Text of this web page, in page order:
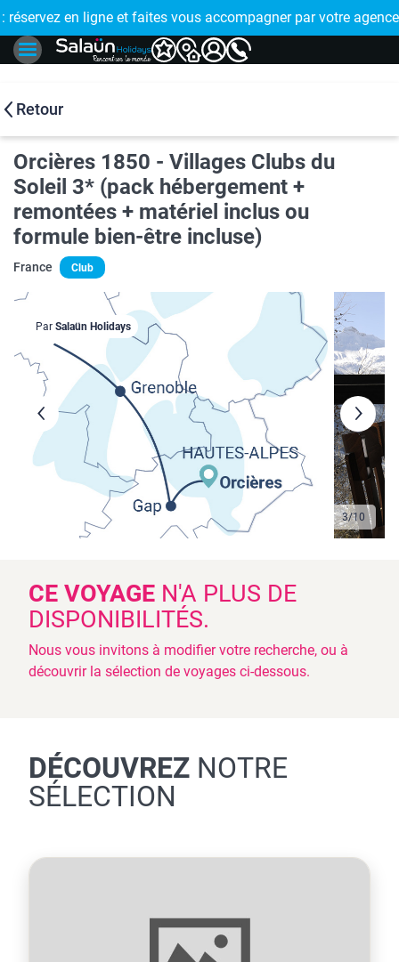
!
: réservez en ligne et faites vous accompagner par votre
🤩
Retour
Orcières 1850 - Villages Clubs du
Soleil 3* (pack hébergement +
remontées + matériel inclus ou
formule bien-être incluse)
France Club
3/10
Par Salaün Holidays
CE VOYAGE N'A PLUS DE
DISPONIBILITÉS.
Nous vous invitons à modifier votre recherche, ou à
découvrir la sélection de voyages ci-dessous.
DÉCOUVREZ NOTRE
SÉLECTION